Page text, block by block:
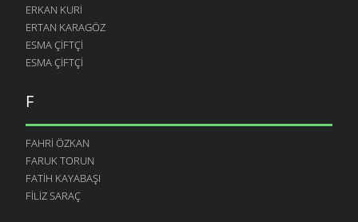
ERKAN KURI
ERTAN KARAGÖZ
ESMA ÇIFTÇI
ESMA ÇIFTÇI
F
FAHRI ÖZKAN
FARUK TORUN
FATIH KAYABAŞI
FILIZ SARAÇ